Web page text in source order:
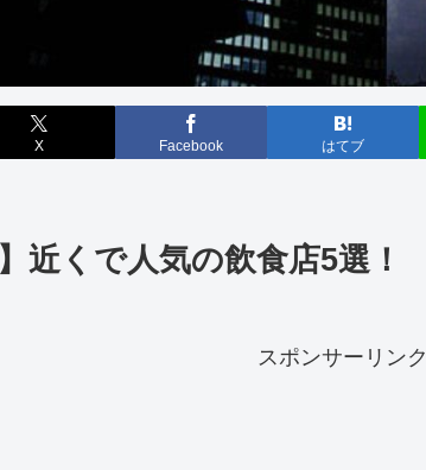
X Facebook はてブ
近くで人気の飲食店5選！
スポンサーリンク